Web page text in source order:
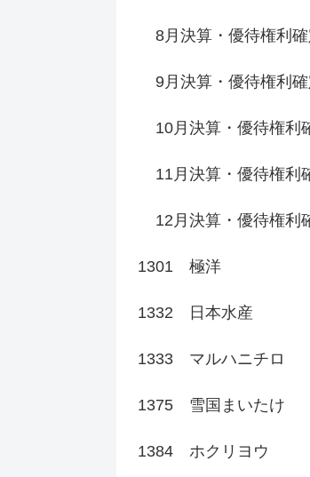
8月決算・優待権利
9月決算・優待権利
10月決算・優待権利
11月決算・優待権利
12月決算・優待権利
1301 極洋
1332 日本水産
1333 マルハニチロ
1375 雪国まいたけ
1384 ホクリヨウ